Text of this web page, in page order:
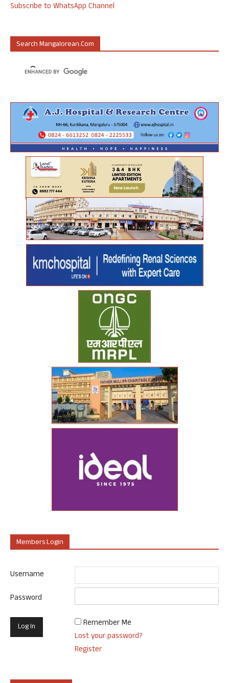
Subscribe to WhatsApp Channel
Search Mangalorean.com
Members Login
Username
Password
Remember Me
Lost your password?
Register